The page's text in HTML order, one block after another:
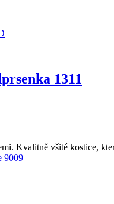
1311
Kvalitně všité kostice,